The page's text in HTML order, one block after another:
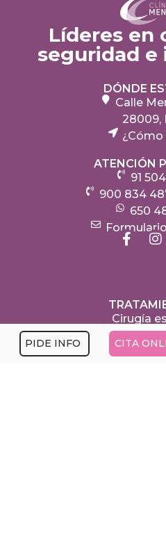
Líderes en
seguridad e
DÓNDE
Calle
28009,
¿Cómo
ATENCIÓN
91
900 834
650
Cirugía
Medicina
PIDE INFO CITA